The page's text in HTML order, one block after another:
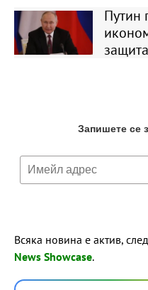
Путин
Всяка новина е актив,
News Showcase.